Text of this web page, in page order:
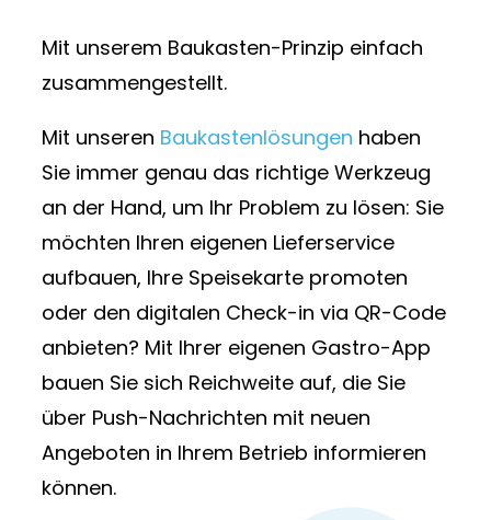
Mit unserem Baukasten-Prinzip einfach
zusammengestellt.
Mit unseren Baukastenlösungen haben
Sie immer genau das richtige Werkzeug
an der Hand, um Ihr Problem zu lösen: Sie
möchten Ihren eigenen Lieferservice
aufbauen, Ihre Speisekarte promoten
oder den digitalen Check-in via QR-Code
anbieten? Mit Ihrer eigenen Gastro-App
bauen Sie sich Reichweite auf, die Sie
über Push-Nachrichten mit neuen
Angeboten in Ihrem Betrieb informieren
können.